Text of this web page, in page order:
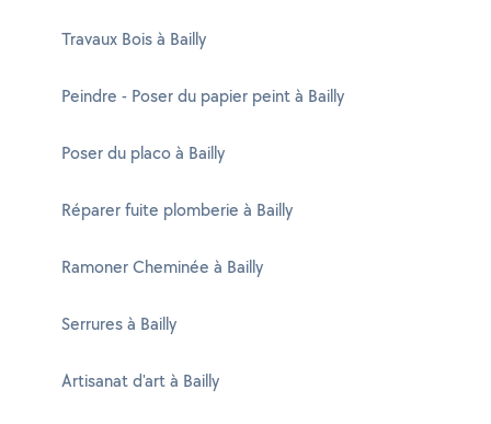
Travaux Bois à Bailly
Peindre - Poser du papier peint à Bailly
Poser du placo à Bailly
Réparer fuite plomberie à Bailly
Ramoner Cheminée à Bailly
Serrures à Bailly
Artisanat d'art à Bailly